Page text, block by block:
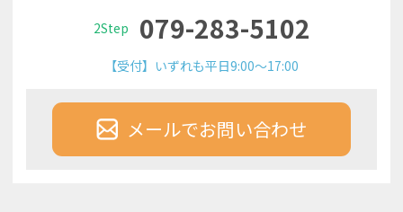
2Step 079-283-5102
【受付】いずれも平日9:00～17:00
メールでお問い合わせ